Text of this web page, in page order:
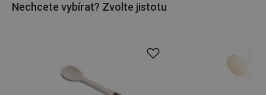
kuchyňské pánvea pořiďte vše na jednom místě. Vsaďte
Nechcete vybírat? Zvolte jistotu